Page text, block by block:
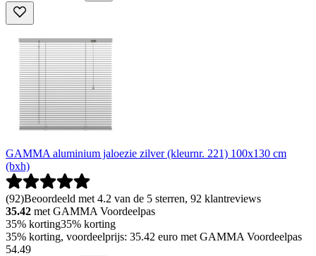
GAMMA aluminium jaloezie zilver (kleurnr. 221) 100x130 cm
(bxh)
(92)Beoordeeld met 4.2 van de 5 sterren, 92 klantreviews
35.42 met GAMMA Voordeelpas
35% korting35% korting
35% korting, voordeelprijs: 35.42 euro met GAMMA Voordeelpas
54.49